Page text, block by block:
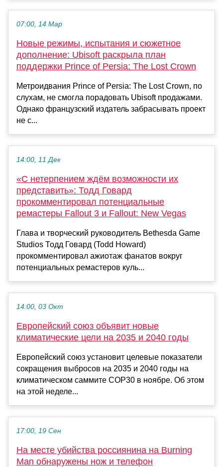
07:00, 14 Мар
Новые режимы, испытания и сюжетное
дополнение: Ubisoft раскрыла план
поддержки Prince of Persia: The Lost Crown
Метроидвания Prince of Persia: The Lost Crown, по
слухам, не смогла порадовать Ubisoft продажами.
Однако французский издатель забрасывать проект
не с...
14:00, 11 Дек
«С нетерпением ждём возможности их
представить»: Тодд Говард
прокомментировал потенциальные
ремастеры Fallout 3 и Fallout: New Vegas
Глава и творческий руководитель Bethesda Game
Studios Тодд Говард (Todd Howard)
прокомментировал ажиотаж фанатов вокруг
потенциальных ремастеров куль...
14:00, 03 Окт
Европейский союз объявит новые
климатические цели на 2035 и 2040 годы
Европейский союз установит целевые показатели
сокращения выбросов на 2035 и 2040 годы на
климатическом саммите COP30 в ноябре. Об этом
на этой неделе...
17:00, 19 Сен
На месте убийства россиянина на Burning
Man обнаружены нож и телефон